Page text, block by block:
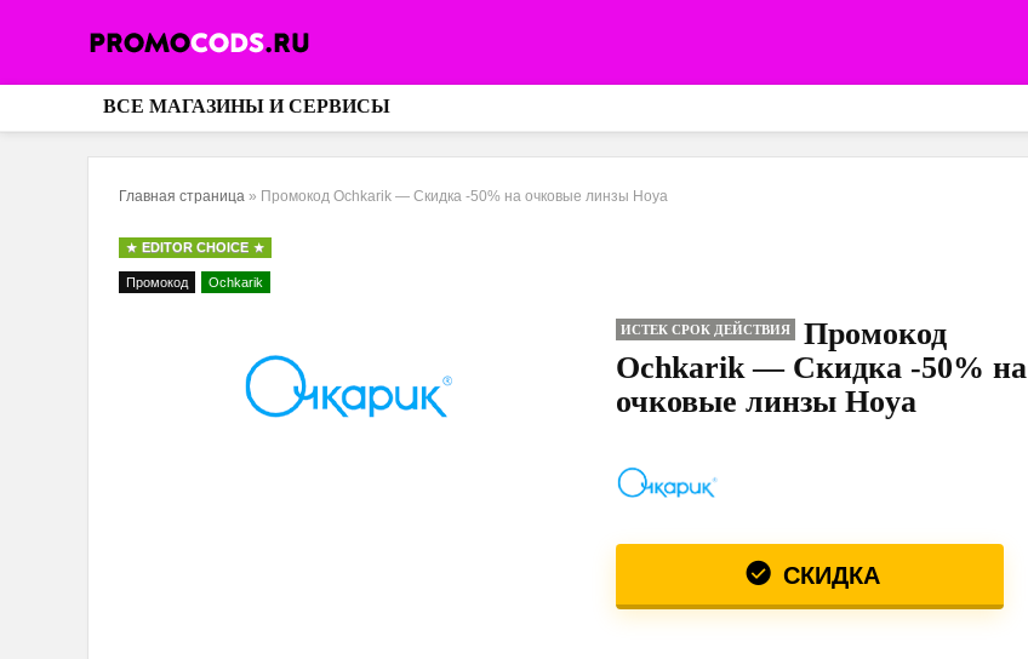
ВСЕ МАГАЗИНЫ И СЕРВИСЫ
Главная страница » Промокод Ochkarik — Скидка -50% на очковые линзы Hoya
EDITOR CHOICE
Промокод Ochkarik
ИСТЕК СРОК ДЕЙСТВИЯ
Промокод
Ochkarik — Скидка -50% на
очковые линзы Hoya
СКИДКА